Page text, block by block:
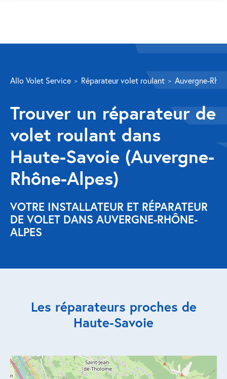
Volet roulant
Réparation
Volet roulant Velux
Au-delà de la fenêtre
Réparation store banne
Réparation portail
Réparation volet battant
Modernisation et domotique
Motoriser un volet roulant
Prestations ad-hoc
Allo Volet Service Réparateur volet roulant Auvergne-
Trouver un réparateur de
volet roulant dans
Haute-Savoie (Auvergne-
Rhône-Alpes)
VOTRE INSTALLATEUR ET RÉPARATEUR
DE VOLET DANS AUVERGNE-RHÔNE-
ALPES
Les réparateurs proches de
Haute-Savoie